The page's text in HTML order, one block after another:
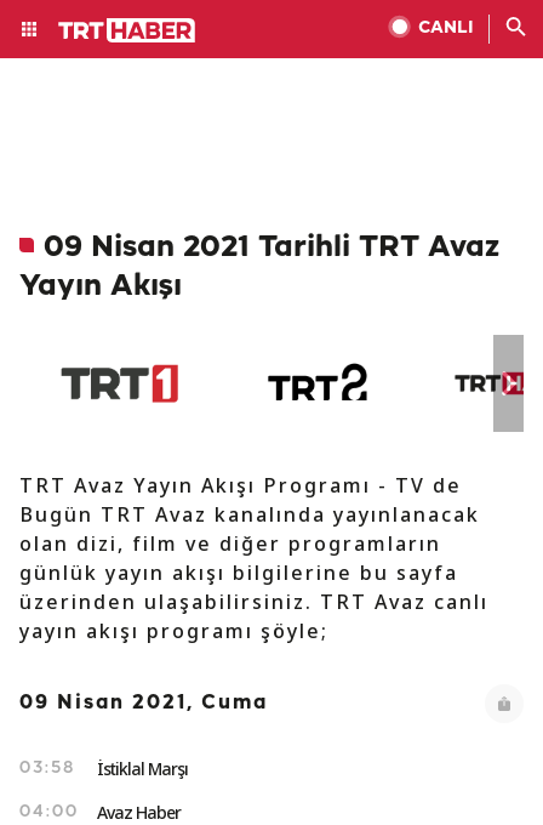
CANLI
09 Nisan 2021 Tarihli TRT Avaz
Yayın Akışı
TRT Avaz Yayın Akışı Programı - TV de
Bugün TRT Avaz kanalında yayınlanacak
olan dizi, film ve diğer programların
günlük yayın akışı bilgilerine bu sayfa
üzerinden ulaşabilirsiniz. TRT Avaz canlı
yayın akışı programı şöyle;
09 Nisan 2021, Cuma
03:58 İstiklal Marşı
04:00 Avaz Haber